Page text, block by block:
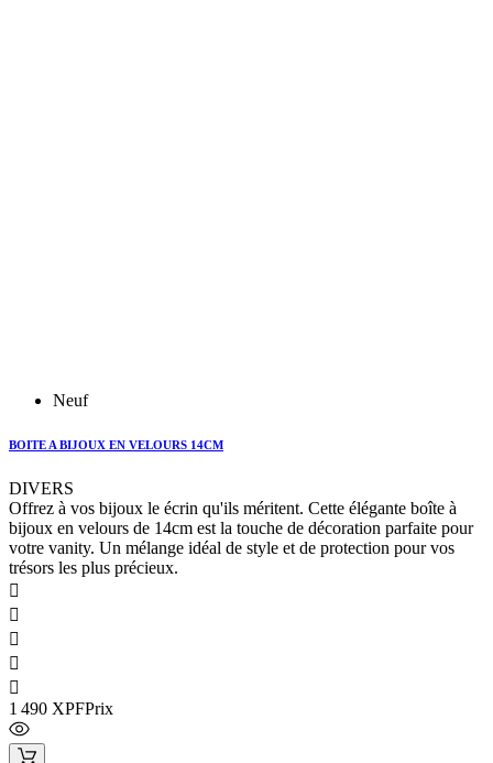
Neuf
BOITE A BIJOUX EN VELOURS 14CM
DIVERS
Offrez à vos bijoux le écrin qu'ils méritent. Cette élégante boîte à
bijoux en velours de 14cm est la touche de décoration parfaite pour
votre vanity. Un mélange idéal de style et de protection pour vos
trésors les plus précieux.





1 490 XPFPrix